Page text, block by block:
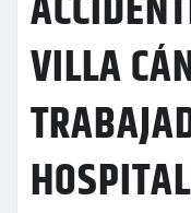
VILLA